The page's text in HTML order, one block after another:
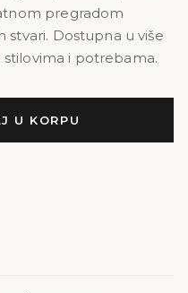
pregradom
stvari. Dostupna u više
i potrebama.
U KORPU